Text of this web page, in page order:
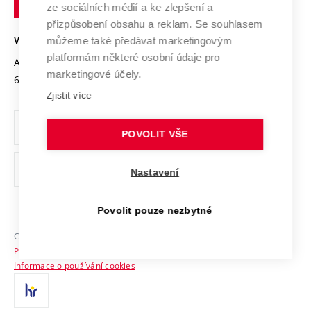
Open Science
Projekty
Projekty ze strukturálních fondů
Specifický výzkum
Mezinárodní dohody
Univerzitní sítě
Bezpečná univerzita
Vyznamenání
Organizační struktura
Ochrana osobních údajů
odkaz)
Sociální bezpečí
HR Award
Kontakty
VYSOKÉ UČENÍ TECHNICKÉ V BRNĚ
Antonínská 548/1
602 00 Brno
www.vut.cz
vut@vutbr.cz
Copyright © 2026 VUT
Prohlášení o přístupnosti
Informace o používání cookies
ze sociálních médií a ke zlepšení a
přizpůsobení obsahu a reklam. Se souhlasem
můžeme také předávat marketingovým
platformám některé osobní údaje pro
marketingové účely.
Zjistit více
POVOLIT VŠE
Nastavení
Povolit pouze nezbytné